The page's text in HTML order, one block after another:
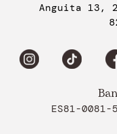
Anguita 13,
ES81-0081-